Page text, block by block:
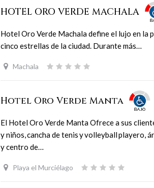
HOTEL ORO VERDE MACHALA
Hotel Oro Verde Machala define el lujo en la
cinco estrellas de la ciudad. Durante más…
Machala
Hotel Oro Verde Manta
El Hotel Oro Verde Manta Ofrece a sus
y niños, cancha de tenis y volleyball playero,
y centro de…
Playa el Murciélago